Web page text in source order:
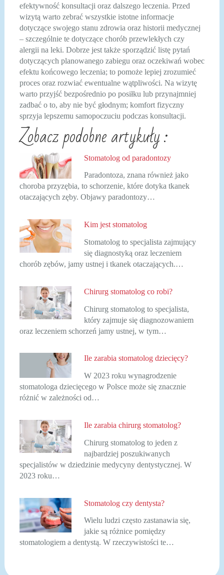
efektywność konsultacji oraz dalszego leczenia. Przed
wizytą warto zebrać wszystkie istotne informacje
dotyczące swojego stanu zdrowia oraz historii medycznej
– szczególnie te dotyczące chorób przewlekłych czy
alergii na leki. Dobrze jest także sporządzić listę pytań
dotyczących planowanego zabiegu oraz oczekiwań wobec
efektu końcowego leczenia; to pomoże lepiej zrozumieć
proces oraz rozwiać ewentualne wątpliwości. Na wizytę
warto przyjść bezpośrednio po posiłku lub przynajmniej
zadbać o to, aby nie być głodnym; komfort fizyczny
sprzyja lepszemu samopoczuciu podczas konsultacji.
Zobacz podobne artykuły :
Stomatolog od paradontozy
Paradontoza, znana również jako
choroba przyzębia, to schorzenie, które dotyka tkanek
otaczających zęby. Objawy paradontozy…
Kim jest stomatolog
Stomatolog to specjalista zajmujący
się diagnostyką oraz leczeniem
chorób zębów, jamy ustnej i tkanek otaczających.…
Chirurg stomatolog co robi?
Chirurg stomatolog to specjalista,
który zajmuje się diagnozowaniem
oraz leczeniem schorzeń jamy ustnej, w tym…
Ile zarabia stomatolog dziecięcy?
W 2023 roku wynagrodzenie
stomatologa dziecięcego w Polsce może się znacznie
różnić w zależności od…
Ile zarabia chirurg stomatolog?
Chirurg stomatolog to jeden z
najbardziej poszukiwanych
specjalistów w dziedzinie medycyny dentystycznej. W
2023 roku…
Stomatolog czy dentysta?
Wielu ludzi często zastanawia się,
jakie są różnice pomiędzy
stomatologiem a dentystą. W rzeczywistości te…